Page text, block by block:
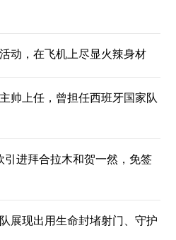
动，在飞机上尽显火辣身材
帅上任，曾担任西班牙国家队
引进拜合拉木和贺一然，免签
展现出用生命封堵射门、守护